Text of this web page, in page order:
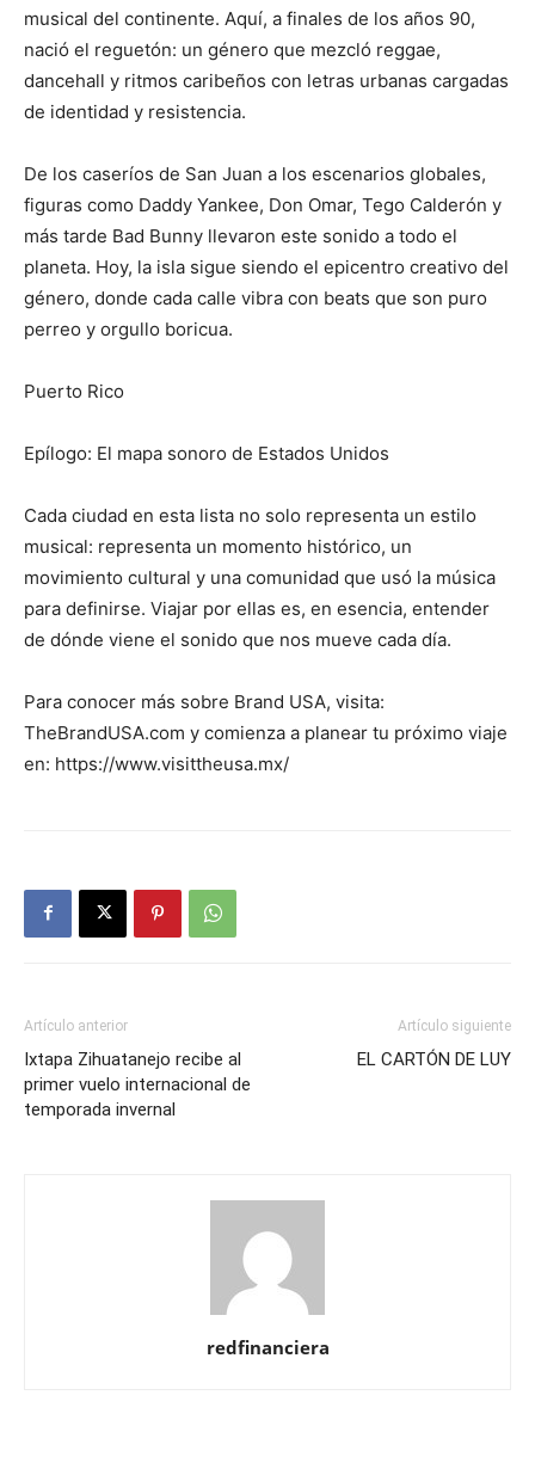
musical del continente. Aquí, a finales de los años 90,
nació el reguetón: un género que mezcló reggae,
dancehall y ritmos caribeños con letras urbanas cargadas
de identidad y resistencia.
De los caseríos de San Juan a los escenarios globales,
figuras como Daddy Yankee, Don Omar, Tego Calderón y
más tarde Bad Bunny llevaron este sonido a todo el
planeta. Hoy, la isla sigue siendo el epicentro creativo del
género, donde cada calle vibra con beats que son puro
perreo y orgullo boricua.
Puerto Rico
Epílogo: El mapa sonoro de Estados Unidos
Cada ciudad en esta lista no solo representa un estilo
musical: representa un momento histórico, un
movimiento cultural y una comunidad que usó la música
para definirse. Viajar por ellas es, en esencia, entender
de dónde viene el sonido que nos mueve cada día.
Para conocer más sobre Brand USA, visita:
TheBrandUSA.com y comienza a planear tu próximo viaje
en: https://www.visittheusa.mx/
Artículo anterior
Ixtapa Zihuatanejo recibe al
primer vuelo internacional de
temporada invernal
Artículo siguiente
EL CARTÓN DE LUY
redfinanciera